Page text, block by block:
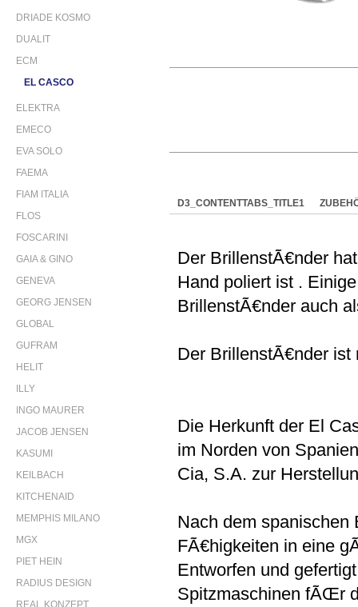
DRIADE KOSMO
DUALIT
ECM
EL CASCO
ELEKTRA
EMECO
EVA SOLO
FAEMA
FIAM ITALIA
FLOS
FOSCARINI
GAIA & GINO
GENEVA
GEORG JENSEN
GLOBAL
GUFRAM
HELIT
ILLY
INGO MAURER
JACOB JENSEN
KASUMI
KEILBACH
KITCHENAID
MEMPHIS MILANO
MGX
PIET HEIN
RADIUS DESIGN
REAL KONZEPT
D3_CONTENTTABS_TITLE1
Der BrillenstÃ€nder
Hand poliert ist .
BrillenstÃ€nder auch
Der BrillenstÃ€nder
Die Herkunft der El
im Norden von
Cia, S.A. zur
Nach dem
FÃ€higkeiten in eine
Entworfen und
Spitzmaschinen fÃŒr